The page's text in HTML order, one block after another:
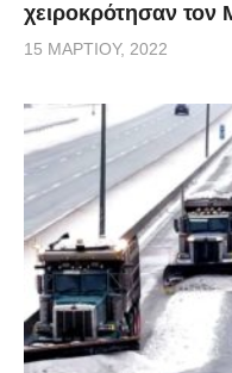
χειροκρότησαν
15 ΜΑΡΤΊΟΥ, 2022